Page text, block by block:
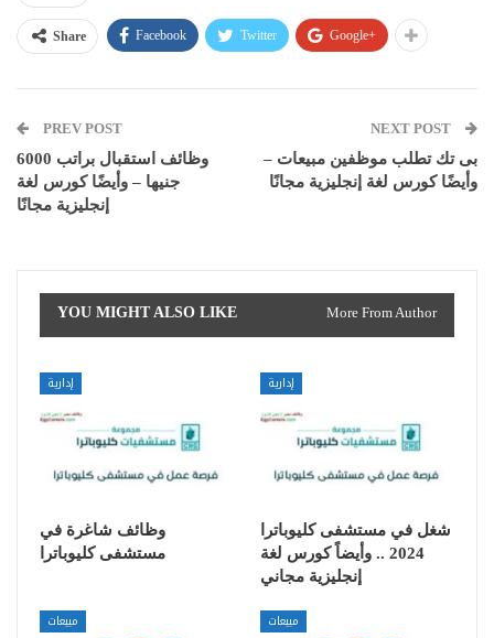
Share Facebook Twitter Google+
PREV POST
وظائف استقبال براتب 6000
جنيها – وأيضًا كورس لغة
إنجليزية مجانًا
NEXT POST
بى تك تطلب موظفين مبيعات –
وأيضًا كورس لغة إنجليزية مجانًا
YOU MIGHT ALSO LIKE More From Author
إدارية
وظائف شاغرة في
مستشفى كليوباترا
إدارية
شغل في مستشفى كليوباترا
2024 .. وأيضاً كورس لغة
إنجليزية مجاني
مبيعات مبيعات